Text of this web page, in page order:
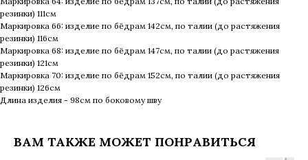
резинки) 111см
Маркировка 66: изделие по бёдрам 142см, по талии (до растяжения
резинки) 116см
Маркировка 68: изделие по бёдрам 147см, по талии (до растяжения
резинки) 121см
Маркировка 70: изделие по бёдрам 152см, по талии (до растяжения
резинки) 126см
Длина изделия - 98см по боковому шву
ВАМ ТАКЖЕ МОЖЕТ ПОНРАВИТЬСЯ